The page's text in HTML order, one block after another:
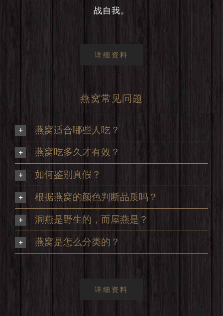
战自我。
详细资料
燕窝常见问题
燕窝适合哪些人吃？
燕窝吃多久才有效？
如何鉴别真假？
根据燕窝的颜色判断品质吗？
洞燕是野生的，而屋燕是？
燕窝是怎么分类的？
详细资料